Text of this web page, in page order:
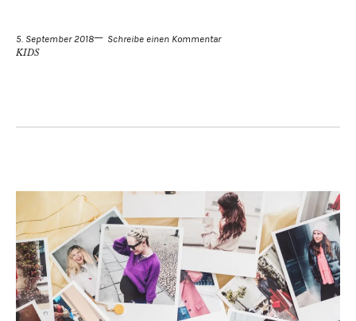
5. September 2018 Schreibe einen Kommentar
KIDS